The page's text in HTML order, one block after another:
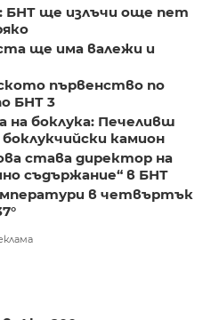
БНТ ще излъчи още пет
ще има валежи и
първенство по
БНТ 3
на боклука: Печеливш
камион
става директор на
съдържание“ в БНТ
в четвъртък